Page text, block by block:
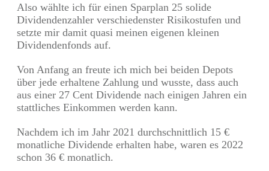
Also wählte ich für einen Sparplan 25 solide
Dividendenzahler verschiedenster Risikostufen und
setzte mir damit quasi meinen eigenen kleinen
Dividendenfonds auf.
Von Anfang an freute ich mich bei beiden Depots
über jede erhaltene Zahlung und wusste, dass auch
aus einer 27 Cent Dividende nach einigen Jahren ein
stattliches Einkommen werden kann.
Nachdem ich im Jahr 2021 durchschnittlich 15 €
monatliche Dividende erhalten habe, waren es 2022
schon 36 € monatlich.